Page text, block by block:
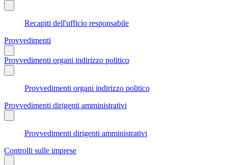
Recapiti dell'ufficio responsabile
Provvedimenti
Provvedimenti organi indirizzo politico
Provvedimenti organi indirizzo politico
Provvedimenti dirigenti amministrativi
Provvedimenti dirigenti amministrativi
Controlli sulle imprese